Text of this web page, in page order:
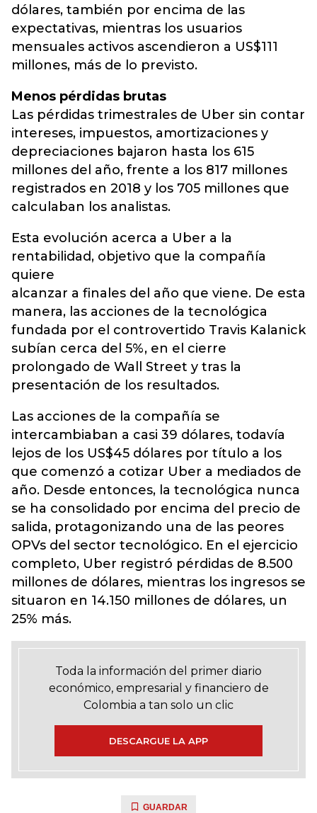
dólares, también por encima de las
expectativas, mientras los usuarios
mensuales activos ascendieron a US$111
millones, más de lo previsto.
Menos pérdidas brutas
Las pérdidas trimestrales de Uber sin contar
intereses, impuestos, amortizaciones y
depreciaciones bajaron hasta los 615
millones del año, frente a los 817 millones
registrados en 2018 y los 705 millones que
calculaban los analistas.
Esta evolución acerca a Uber a la
rentabilidad, objetivo que la compañía
quiere
alcanzar a finales del año que viene. De esta
manera, las acciones de la tecnológica
fundada por el controvertido Travis Kalanick
subían cerca del 5%, en el cierre
prolongado de Wall Street y tras la
presentación de los resultados.
Las acciones de la compañía se
intercambiaban a casi 39 dólares, todavía
lejos de los US$45 dólares por título a los
que comenzó a cotizar Uber a mediados de
año. Desde entonces, la tecnológica nunca
se ha consolidado por encima del precio de
salida, protagonizando una de las peores
OPVs del sector tecnológico. En el ejercicio
completo, Uber registró pérdidas de 8.500
millones de dólares, mientras los ingresos se
situaron en 14.150 millones de dólares, un
25% más.
Toda la información del primer diario
económico, empresarial y financiero de
Colombia a tan solo un clic
DESCARGUE LA APP
GUARDAR